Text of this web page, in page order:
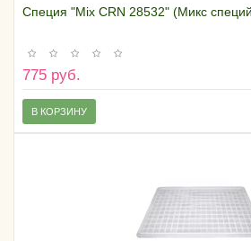
Специя "Mix CRN 28532" (Микс
775 руб.
В КОРЗИНУ